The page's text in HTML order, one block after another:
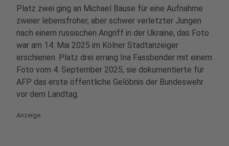
Platz zwei ging an Michael Bause für eine Aufnahme
zweier lebensfroher, aber schwer verletzter Jungen
nach einem russischen Angriff in der Ukraine; das Foto
war am 14. Mai 2025 im Kölner Stadtanzeiger
erschienen. Platz drei errang Ina Fassbender mit einem
Foto vom 4. September 2025; sie dokumentierte für
AFP das erste öffentliche Gelöbnis der Bundeswehr
vor dem Landtag.
Anzeige